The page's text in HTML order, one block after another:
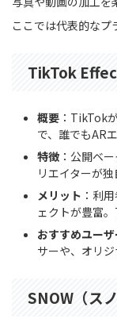
ここでは代表的なプ
TikTok
概要 ：TikTok
で、誰でもAR
特徴 ：公開ベ
リエイターが
メリット ：利
ェクトが豊富
おすすめユーザ
サーや、オリ
SNOW（スノ